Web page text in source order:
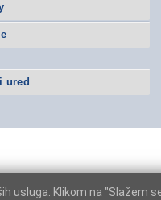
ured
usluga. Klikom na "Slažem